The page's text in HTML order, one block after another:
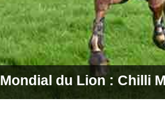
Mondial du Lion : Chilli